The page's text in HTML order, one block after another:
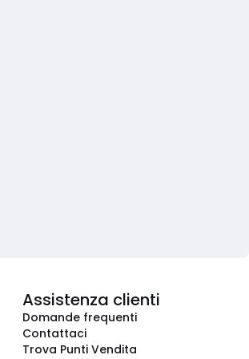
Assistenza clienti
Domande frequenti
Contattaci
Trova Punti Vendita